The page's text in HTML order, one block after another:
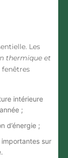
Les
thermique et
fenêtres
intérieure
;
d’énergie ;
sur